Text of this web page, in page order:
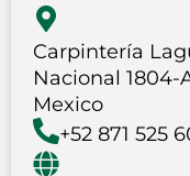
Carpintería
Nacional 1804-
Mexico
+52 871 525